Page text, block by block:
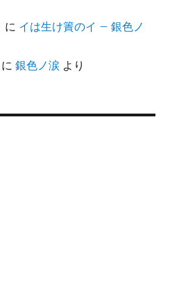
に イは生け簀のイ – 銀色ノ
に銀色ノ涙 より